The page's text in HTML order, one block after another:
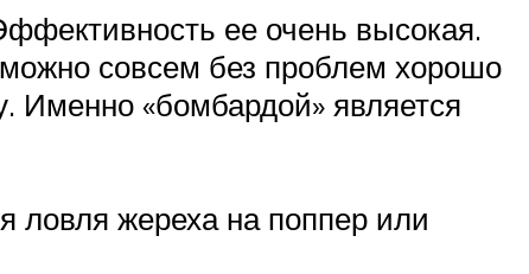
ее очень высокая.
совсем без проблем хорошо
Именно «бомбардой» является
ловля жереха на поппер или